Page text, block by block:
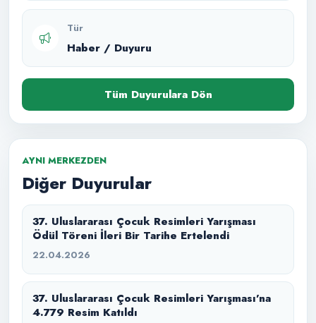
Tür
Haber / Duyuru
Tüm Duyurulara Dön
AYNI MERKEZDEN
Diğer Duyurular
37. Uluslararası Çocuk Resimleri Yarışması
Ödül Töreni İleri Bir Tarihe Ertelendi
22.04.2026
37. Uluslararası Çocuk Resimleri Yarışması’na
4.779 Resim Katıldı